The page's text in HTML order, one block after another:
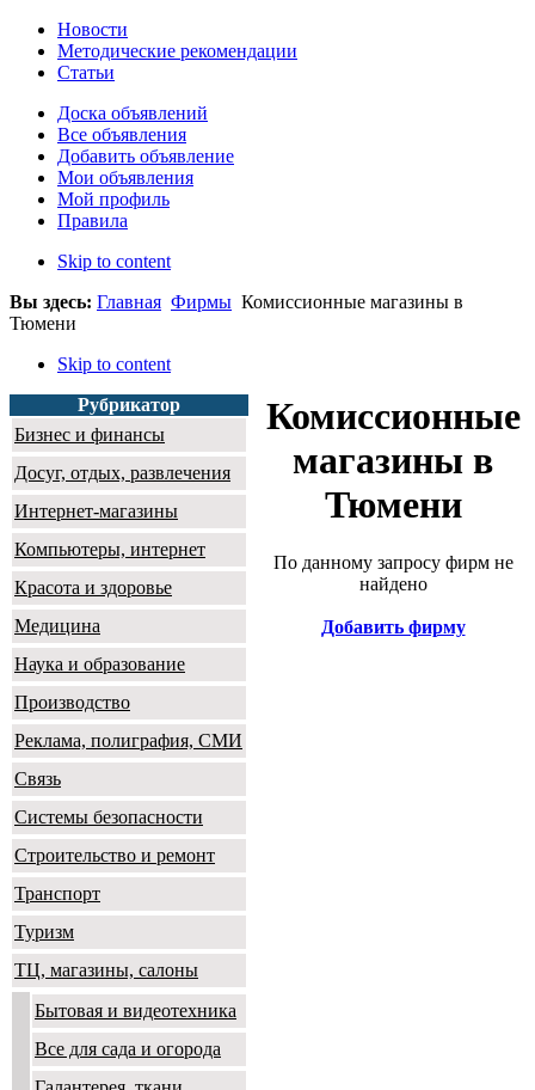
Новости
Методические рекомендации
Статьи
Доска объявлений
Все объявления
Добавить объявление
Мои объявления
Мой профиль
Правила
Skip to content
Вы здесь: Главная Фирмы Комиссионные магазины в
Тюмени
Skip to content
Рубрикатор
Бизнес и финансы
Досуг, отдых, развлечения
Интернет-магазины
Компьютеры, интернет
Красота и здоровье
Медицина
Наука и образование
Производство
Реклама, полиграфия, СМИ
Связь
Системы безопасности
Строительство и ремонт
Транспорт
Туризм
ТЦ, магазины, салоны
Бытовая и видеотехника
Все для сада и огорода
Комиссионные
магазины в
Тюмени
По данному запросу фирм не
найдено
Добавить фирму